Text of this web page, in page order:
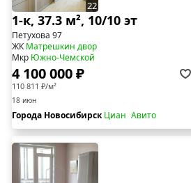
22
1-к, 37.3 м², 10/10 эт
Петухова 97
ЖКМатрешкин двор
Мкр Южно-Чемской
4 100 000 ₽
110 811 ₽/м²
18 июн
Города НовосибирскЦиан Авито